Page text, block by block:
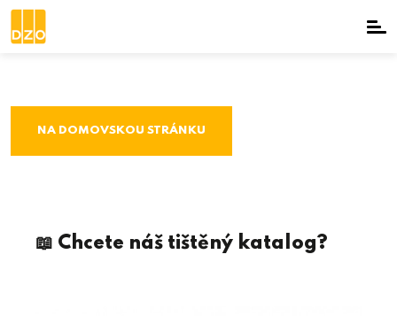
NA DOMOVSKOU STRÁNKU
📖 Chcete náš tištěný katalog?